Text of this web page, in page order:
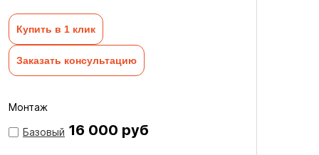
Купить в 1 клик
Заказать консультацию
Монтаж
Базовый 16 000 руб